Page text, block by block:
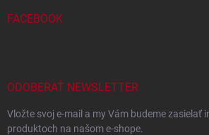
FACEBOOK
ODOBERAŤ NEWSLETTER
Vložte svoj e-mail a my Vám budeme zasielať
produktoch na našom e-shope.